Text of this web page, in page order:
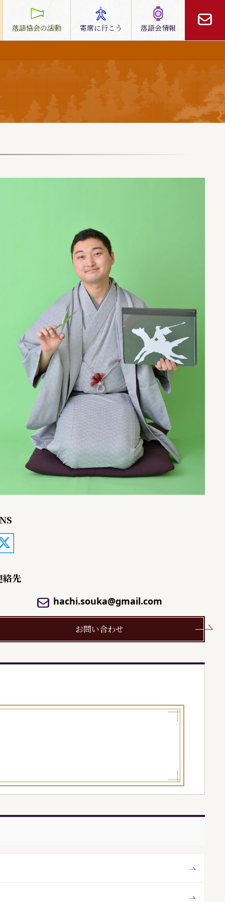
落語協会の活動 寄席に行こう 落語会情報
絡先
hachi.souka@gmail.com
お問い合わせ